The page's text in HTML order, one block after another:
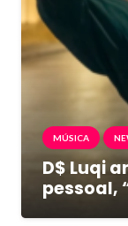
MÚSICA
D$ Luqi
pessoal,